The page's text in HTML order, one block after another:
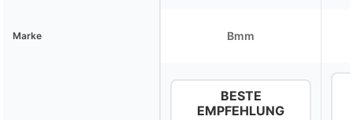
Marke Bmm
BESTE
EMPFEHLUNG